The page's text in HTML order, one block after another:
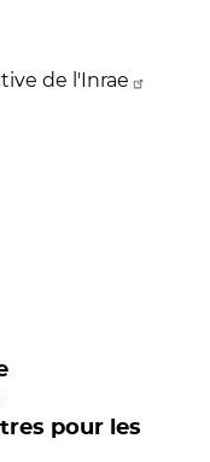
de l'Inrae
pour les